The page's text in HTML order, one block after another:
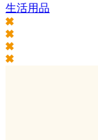
生活用品